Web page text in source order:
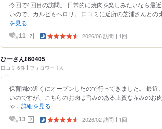
今回で4回目の訪問。 日常的に焼肉を楽しみたいなら最
いので、カルビもペロリ。 口コミに近所の芝浦さんとの
を見る
11 ？ 2026/06 訪問 1回
ひーさん860405
口コミ 6件 フォロワー 1人
保育園の近くにオープンしたので行ってきました。 最近
いのですが、こちらのお肉は旨みのある上質な赤みのお
ゃ... 詳細を見る
13 ？ 2026/02 訪問 1回